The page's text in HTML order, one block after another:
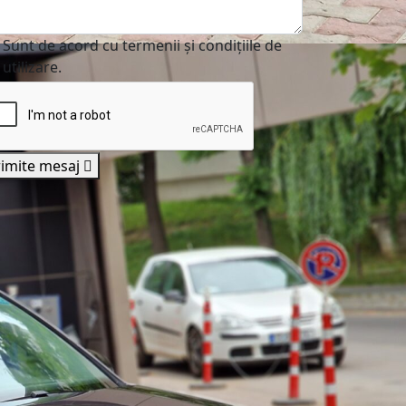
Sunt de acord cu termenii și condițiile de
utilizare.
mesaj